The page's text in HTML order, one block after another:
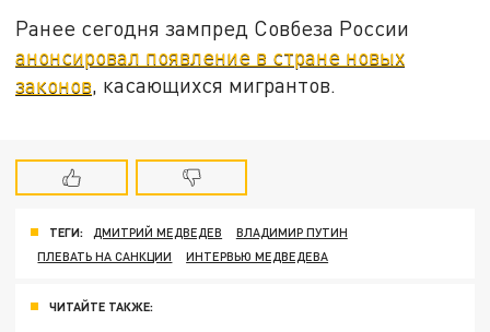
Ранее сегодня зампред Совбеза России
анонсировал появление в стране новых
законов, касающихся мигрантов.
ТЕГИ: ДМИТРИЙ МЕДВЕДЕВ
ВЛАДИМИР ПУТИН
ПЛЕВАТЬ НА САНКЦИИ
ИНТЕРВЬЮ МЕДВЕДЕВА
ЧИТАЙТЕ ТАКЖЕ: